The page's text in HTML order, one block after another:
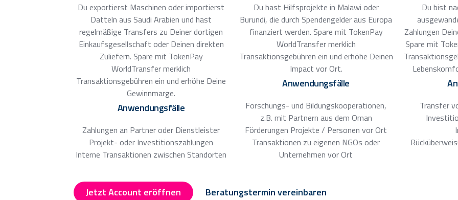
Du exportierst Maschinen oder importierst
Datteln aus Saudi Arabien und hast
regelmäßige Transfers zu Deiner dortigen
Einkaufsgesellschaft oder Deinen direkten
Zuliefern. Spare mit TokenPay
WorldTransfer merklich
Transaktionsgebühren ein und erhöhe Deine
Gewinnmarge.
Anwendungsfälle
Zahlungen an Partner oder Dienstleister
Projekt- oder Investitionszahlungen
Interne Transaktionen zwischen Standorten
Du hast Hilfsprojekte in Malawi oder
Burundi, die durch Spendengelder aus Europa
finanziert werden. Spare mit TokenPay
WorldTransfer merklich
Transaktionsgebühren ein und erhöhe Deinen
Impact vor Ort.
Anwendungsfälle
Forschungs- und Bildungskooperationen,
z.B. mit Partnern aus dem Oman
Förderungen Projekte / Personen vor Ort
Transaktionen zu eigenen NGOs oder
Unternehmen vor Ort
Du bist
Zahlungen
Spare mit
Transfer
Jetzt Account eröffnen Beratungstermin vereinbaren